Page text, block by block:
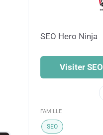
SEO Hero Ninja
Visiter
FAMILLE
SEO